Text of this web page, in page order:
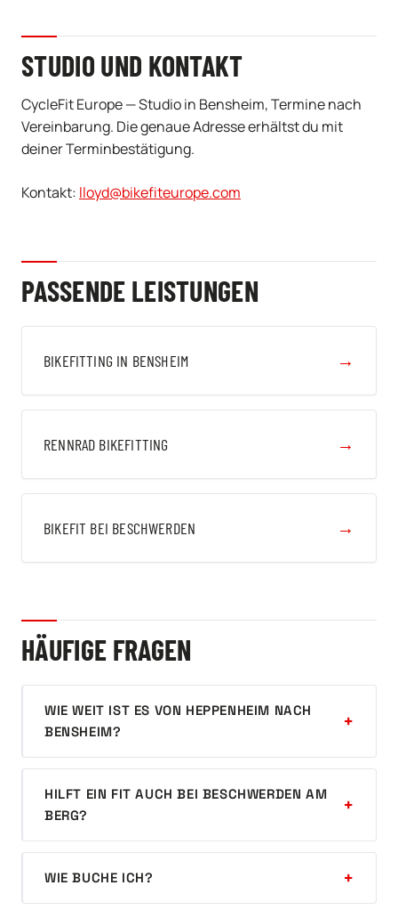
STUDIO UND KONTAKT
CycleFit Europe — Studio in Bensheim, Termine nach
Vereinbarung. Die genaue Adresse erhältst du mit
deiner Terminbestätigung.
Kontakt: lloyd@bikefiteurope.com
PASSENDE LEISTUNGEN
BIKEFITTING IN BENSHEIM →
RENNRAD BIKEFITTING →
BIKEFIT BEI BESCHWERDEN →
HÄUFIGE FRAGEN
WIE WEIT IST ES VON HEPPENHEIM NACH
BENSHEIM?
HILFT EIN FIT AUCH BEI BESCHWERDEN AM
BERG?
WIE BUCHE ICH?